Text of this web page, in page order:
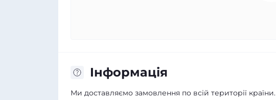
Iнформація
Ми доставляємо замовлення по всій території країни.